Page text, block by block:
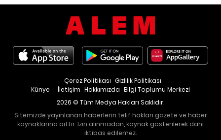
Künye İletişim Hakkımızda Bilgi Toplumu Merkezi
Çerez Politikası Gizlilik Politikası
2026 © Tüm Medya Hakları Saklıdır.
Sitemizde yayınlanan haberlerin telif hakları gazete ve haber
kaynaklarına aittir. İzin alınmadan, kaynak gösterilerek dahi
iktibas edilemez.